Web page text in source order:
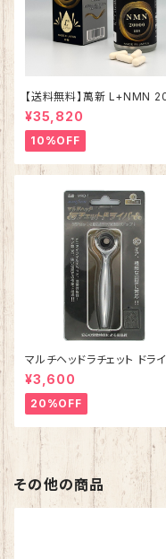
【送料無料】萬新 L+NMN
00 サプリメント コエンザイ
10 ヒフワンステムなど美容
配合 国内製造 日本産 送料
安心 安全
¥35,820
10%OFF
マルチヘッドラチェット ドラ
ー MRD-1【ビット用】
¥3,600
20%OFF
その他の商品